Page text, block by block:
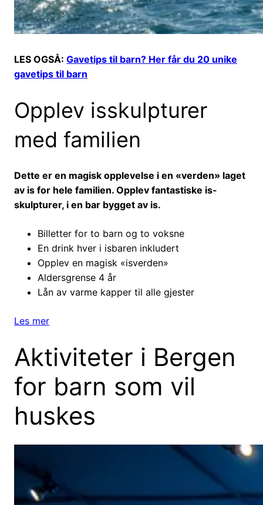
LES OGSÅ: Gavetips til barn? Her får du 20 unike
gavetips til barn
Opplev isskulpturer
med familien
Dette er en magisk opplevelse i en «verden» laget
av is for hele familien. Opplev fantastiske is-
skulpturer, i en bar bygget av is.
Billetter for to barn og to voksne
En drink hver i isbaren inkludert
Opplev en magisk «isverden»
Aldersgrense 4 år
Lån av varme kapper til alle gjester
Les mer
Aktiviteter i Bergen
for barn som vil
huskes